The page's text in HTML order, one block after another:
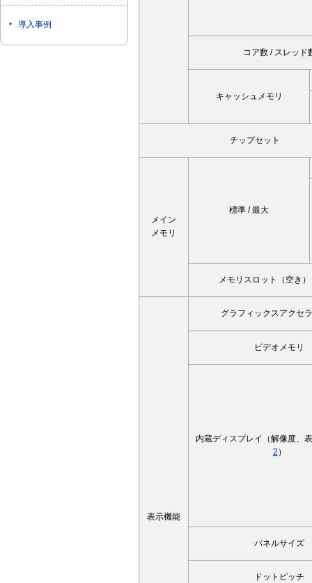
導入事例
コア数 / スレッド
キャッシュメモリ
チップセット
メイン
メモリ
標準 / 最大
メモリスロット（空き）
表示機能
グラフィックスアクセ
ビデオメモリ
内蔵ディスプレイ（解像度、
2 ）
パネルサイズ
ドットピッチ